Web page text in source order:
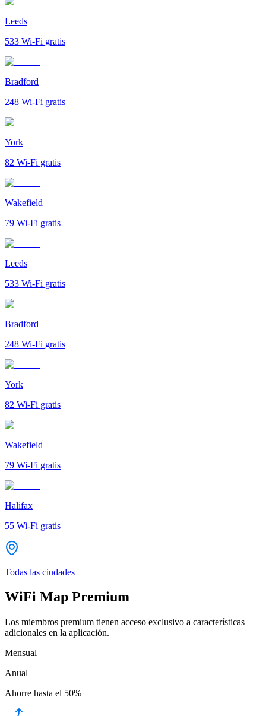
Leeds
533 Wi-Fi gratis
Bradford
248 Wi-Fi gratis
York
82 Wi-Fi gratis
Wakefield
79 Wi-Fi gratis
Leeds
533 Wi-Fi gratis
Bradford
248 Wi-Fi gratis
York
82 Wi-Fi gratis
Wakefield
79 Wi-Fi gratis
Halifax
55 Wi-Fi gratis
Todas las ciudades
WiFi Map Premium
Los miembros premium tienen acceso exclusivo a características
adicionales en la aplicación.
Mensual
Anual
Ahorre hasta el 50%